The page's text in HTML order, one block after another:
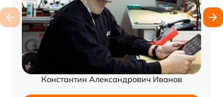
Константин Александрович Иванов